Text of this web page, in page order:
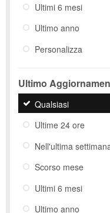
Ultimi 6 mesi
Ultimo anno
Personalizza
Ultimo
Qualsiasi
Ultime 24 ore
Nell'ultima
Scorso mese
Ultimi 6 mesi
Ultimo anno